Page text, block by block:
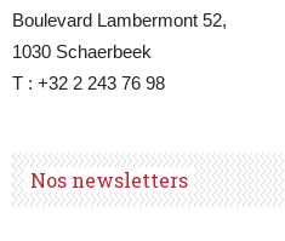
Boulevard Lambermont 52,
1030 Schaerbeek
T : +32 2 243 76 98
Nos newsletters